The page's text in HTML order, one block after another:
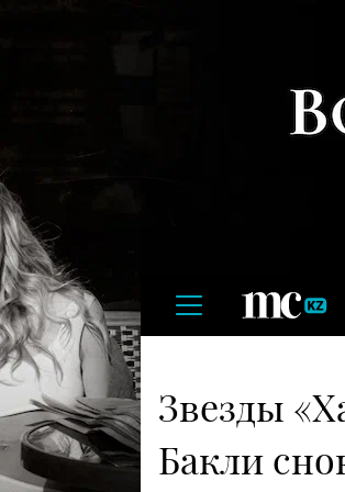
Звезды
Бакли